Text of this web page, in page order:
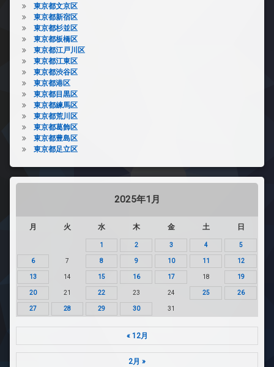
東京都文京区
東京都新宿区
東京都杉並区
東京都板橋区
東京都江戸川区
東京都江東区
東京都渋谷区
東京都港区
東京都目黒区
東京都練馬区
東京都荒川区
東京都葛飾区
東京都豊島区
東京都足立区
2025年1月
月 火 水 木 金 土 日
1 2 3 4 5
6 7 8 9 10 11 12
13 14 15 16 17 18 19
20 21 22 23 24 25 26
27 28 29 30 31
« 12月
2月 »